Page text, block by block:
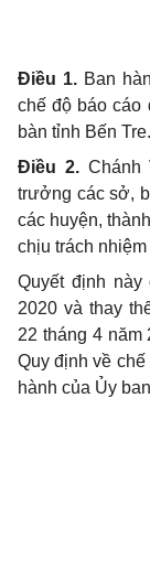
Điều 1. Ban
chế độ báo cáo
bàn tỉnh Bến Tre.
Điều 2. Chánh
trưởng các sở,
các huyện,
chịu trách
Quyết định
2020 và thay
22 tháng 4 năm
Quy định về
hành của Ủy